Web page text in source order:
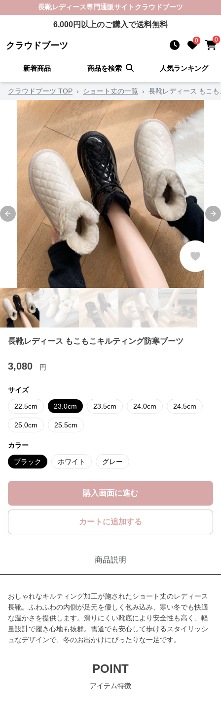
長靴レディース専門通販サイト クラウドブーツ
6,000円以上のご購入で送料無料
クラウドブーツ 0 0
新着商品 商品を検索 人気ランキング
クラウドブーツ TOP › ショート丈の一覧 › 長靴レディース もこ
Previous slide
長靴レディース もこもこキルティング防寒ブーツ
3,080 円
サイズ
22.5cm 23.0cm 23.5cm 24.0cm 24.5cm
25.0cm 25.5cm
カラー
ブラック ホワイト グレー
購入画面に進む
カートに追加する
商品説明
おしゃれなキルティング加工が施されたショート丈のレディース
長靴。ふわふわの内側が足元を優しく包み込み、寒い冬でも快適
な温かさを提供します。滑りにくい靴底により安全性も高く、軽
量設計で履き心地も抜群。雪道でも安心して歩けるスタイリッシ
ュなデザインで、冬のお出かけにぴったりな一足です。
POINT
アイテム特徴